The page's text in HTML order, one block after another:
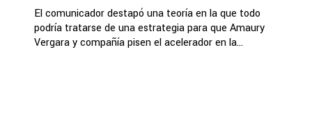
El comunicador destapó una teoría en la que todo
podría tratarse de una estrategia para que Amaury
Vergara y compañía pisen el acelerador en la...